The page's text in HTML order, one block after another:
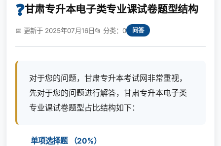
❓甘肃专升本电子类专业课试卷题型结构
📅 更新于 2025年07月16日📂 分类：0 问答
对于您的问题，甘肃专升本考试网非常重视，
先对于您的问题进行解答，甘肃专升本电子类
专业课试卷题型占比结构如下：
单项选择题 （20%）